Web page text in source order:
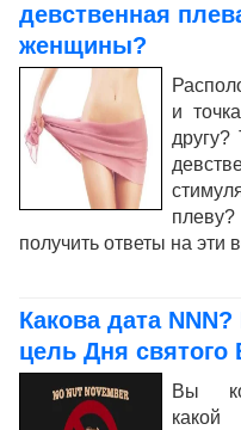
девственная
женщины?
и
получить ответы на эти
Какова дата
цель Дня святого
Вы